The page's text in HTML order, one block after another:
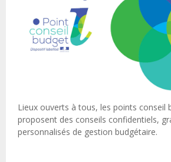
Lieux ouverts à tous, les points conseil
proposent des conseils confidentiels,
personnalisés de gestion budgétaire.